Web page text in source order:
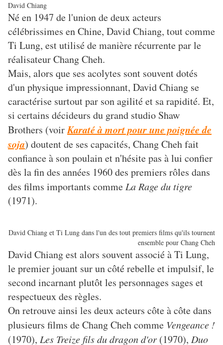
David Chiang
Né en 1947 de l'union de deux acteurs
célébrissimes en Chine, David Chiang, tout comme
Ti Lung, est utilisé de manière récurrente par le
réalisateur Chang Cheh.
Mais, alors que ses acolytes sont souvent dotés
d'un physique impressionnant, David Chiang se
caractérise surtout par son agilité et sa rapidité. Et,
si certains décideurs du grand studio Shaw
Brothers (voirKaraté à mort pour une poignée de
soja) doutent de ses capacités, Chang Cheh fait
confiance à son poulain et n'hésite pas à lui confier
dès la fin des années 1960 des premiers rôles dans
des films importants comme La Rage du tigre
(1971).
David Chiang et Ti Lung dans l'un des tout premiers films qu'ils tournent
ensemble pour Chang Cheh
David Chiang est alors souvent associé à Ti Lung,
le premier jouant sur un côté rebelle et impulsif, le
second incarnant plutôt les personnages sages et
respectueux des règles.
On retrouve ainsi les deux acteurs côte à côte dans
plusieurs films de Chang Cheh comme Vengeance !
(1970), Les Treize fils du dragon d'or (1970), Duo